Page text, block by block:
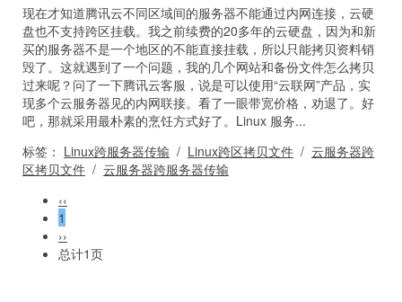
现在才知道腾讯云不同区域间的服务器不能通过内网连接，云硬
盘也不支持跨区挂载。我之前续费的20多年的云硬盘，因为和新
买的服务器不是一个地区的不能直接挂载，所以只能拷贝资料销
毁了。这就遇到了一个问题，我的几个网站和备份文件怎么拷贝
过来呢？问了一下腾讯云客服，说是可以使用“云联网”产品，实
现多个云服务器见的内网联接。看了一眼带宽价格，劝退了。好
吧，那就采用最朴素的烹饪方式好了。Linux 服务...
标签： Linux跨服务器传输 / Linux跨区拷贝文件 / 云服务器跨
区拷贝文件 / 云服务器跨服务器传输
‹‹
1
››
总计1页